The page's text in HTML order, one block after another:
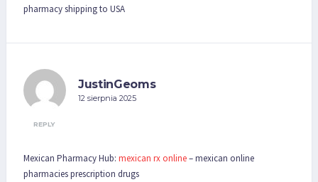
pharmacy shipping to USA
JustinGeoms
12 sierpnia 2025
REPLY
Mexican Pharmacy Hub: mexican rx online– mexican online
pharmacies prescription drugs